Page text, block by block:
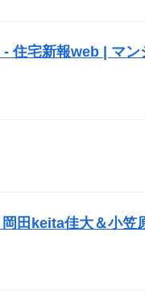
住宅新報web | マ
岡田keita佳大＆小